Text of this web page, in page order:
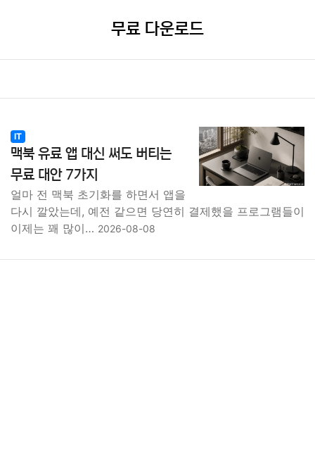
무료 다운로드
IT
맥북 유료 앱 대신 써도 버티는
무료 대안 7가지
얼마 전 맥북 초기화를 하면서 앱을
다시 깔았는데, 예전 같으면 당연히 결제했을 프로그램들이
이제는 꽤 많이… 2026-08-08